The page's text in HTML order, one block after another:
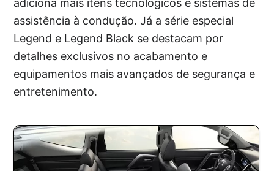
adiciona mais itens tecnológicos e sistemas de
assistência à condução. Já a série especial
Legend e Legend Black se destacam por
detalhes exclusivos no acabamento e
equipamentos mais avançados de segurança e
entretenimento.